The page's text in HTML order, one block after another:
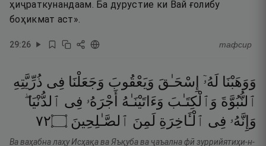
ҳиҷраткунандаам. Ба дурустие ки Вай ғолибу
боҳикмат аст».
29:26 тафсир
وَوَهَبْنَا لَهُۥٓ إِسْحَـٰقَ وَيَعْقُوبَ وَجَعَلْنَا فِى ذُرِّيَّتِهِ
ٱلنُّبُوَّةَ وَٱلْكِتَـٰبَ وَءَاتَيْنَـٰهُ أَجْرَهُۥ فِى ٱلدُّنْيَا ۖ
وَإِنَّهُۥ فِى ٱلْـَٔاخِرَةِ لَمِنَ ٱلصَّـٰلِحِينَ ۝٢٧
Ва ваҳабна лаҳу Исҳақа ва Яъқуба ва ҷаъална фӣ зуррийятиҳи-н-